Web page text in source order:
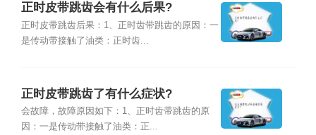
正时皮带跳齿会有什么后果?
正时皮带跳齿后果：1、正时齿带跳齿的原因：一
是传动带接触了油类：正时齿...
正时皮带跳齿了有什么症状?
会故障，故障原因如下：1、正时齿带跳齿的原
因：一是传动带接触了油类：正...